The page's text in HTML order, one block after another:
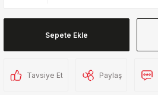
Sepete Ekle
Tavsiye Et Paylaş